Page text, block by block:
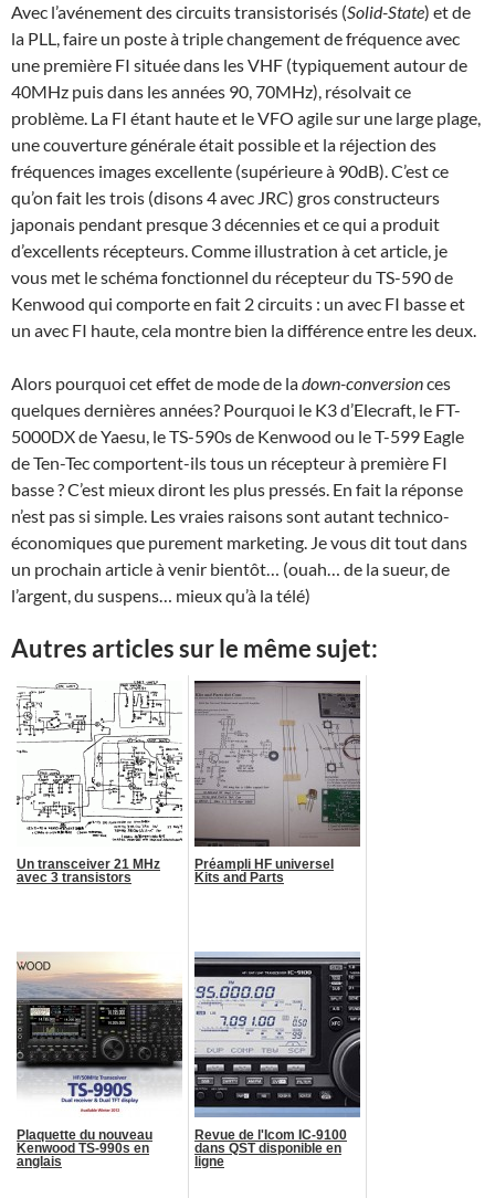
Avec l’avénement des circuits transistorisés (Solid-State) et de
la PLL, faire un poste à triple changement de fréquence avec
une première FI située dans les VHF (typiquement autour de
40MHz puis dans les années 90, 70MHz), résolvait ce
problème. La FI étant haute et le VFO agile sur une large plage,
une couverture générale était possible et la réjection des
fréquences images excellente (supérieure à 90dB). C’est ce
qu’on fait les trois (disons 4 avec JRC) gros constructeurs
japonais pendant presque 3 décennies et ce qui a produit
d’excellents récepteurs. Comme illustration à cet article, je
vous met le schéma fonctionnel du récepteur du TS-590 de
Kenwood qui comporte en fait 2 circuits : un avec FI basse et
un avec FI haute, cela montre bien la différence entre les deux.
Alors pourquoi cet effet de mode de ladown-conversionces
quelques dernières années? Pourquoi le K3 d’Elecraft, le FT-
5000DX de Yaesu, le TS-590s de Kenwood ou le T-599 Eagle
de Ten-Tec comportent-ils tous un récepteur à première FI
basse ? C’est mieux diront les plus pressés. En fait la réponse
n’est pas si simple. Les vraies raisons sont autant technico-
économiques que purement marketing. Je vous dit tout dans
un prochain article à venir bientôt… (ouah… de la sueur, de
l’argent, du suspens… mieux qu’à la télé)
Autres articles sur le même sujet:
Un transceiver 21 MHz
avec 3 transistors
Préampli HF universel
Kits and Parts
Plaquette du nouveau
Kenwood TS-990s en
anglais
Revue de l'Icom IC-9100
dans QST disponible en
ligne